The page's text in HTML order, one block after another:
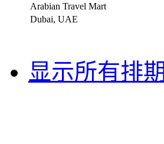
Arabian Travel Mart
Dubai, UAE
显示所有排期